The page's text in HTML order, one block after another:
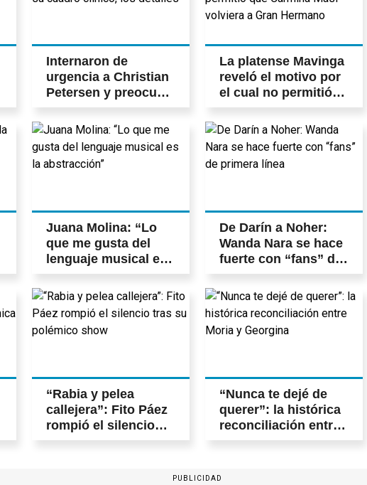
Internaron de
urgencia a Christian
Petersen y preocupa
su cuadro clínico,
los detalles
La platense Mavinga
reveló el motivo por
el cual no permitió
que Carmiña Masi
volviera a Gran
Hermano
Juana Molina: “Lo
que me gusta del
lenguaje musical es
la abstracción”
De Darín a Noher:
Wanda Nara se hace
fuerte con “fans” de
primera línea
“Rabia y pelea
callejera”: Fito Páez
rompió el silencio
tras su polémico
“Nunca te dejé de
querer”: la histórica
reconciliación entre
Moria y Georgina
PUBLICIDAD